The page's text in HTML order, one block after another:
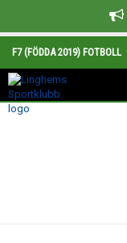
F7 (FÖDDA 2019) FOTBOLL
HEM